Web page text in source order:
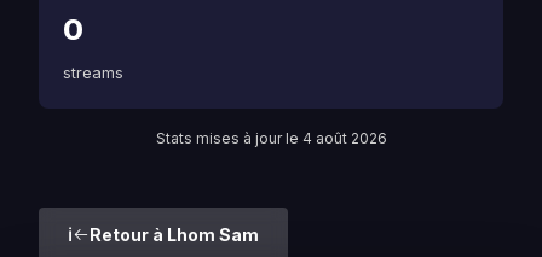
0
streams
Stats mises à jour le 4 août 2026
Retour à Lhom Sam